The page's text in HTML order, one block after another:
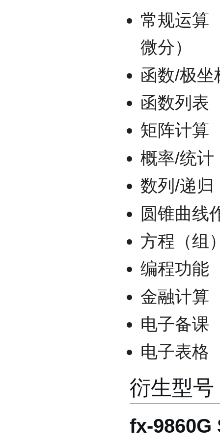
常规运算
微分）
函数/极坐
函数列表
矩阵计算
概率/统计
数列/递归
圆锥曲线
方程（组
编程功能
金融计算
电子备课
电子表格
衍生型号
fx-9860G